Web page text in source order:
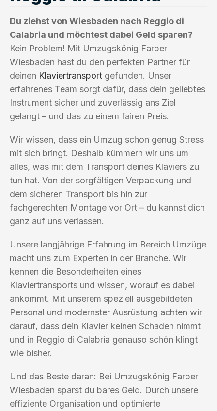
Du ziehst von Wiesbaden nach Reggio di
Calabria und möchtest dabei Geld sparen?
Kein Problem! Mit Umzugskönig Farber
Wiesbaden hast du den perfekten Partner für
deinen Klaviertransport gefunden. Unser
erfahrenes Team sorgt dafür, dass dein geliebtes
Instrument sicher und zuverlässig ans Ziel
gelangt – und das zu einem fairen Preis.
Wir wissen, dass ein Umzug schon genug Stress
mit sich bringt. Deshalb kümmern wir uns um
alles, was mit dem Transport deines Klaviers zu
tun hat. Von der sorgfältigen Verpackung und
dem sicheren Transport bis hin zur
fachgerechten Montage vor Ort – du kannst dich
ganz auf uns verlassen.
Unsere langjährige Erfahrung im Bereich Umzüge
macht uns zum Experten in der Branche. Wir
kennen die Besonderheiten eines
Klaviertransports und wissen, worauf es dabei
ankommt. Mit unserem speziell ausgebildeten
Personal und modernster Ausrüstung achten wir
darauf, dass dein Klavier keinen Schaden nimmt
und in Reggio di Calabria genauso schön klingt
wie bisher.
Und das Beste daran: Bei Umzugskönig Farber
Wiesbaden sparst du bares Geld. Durch unsere
effiziente Organisation und optimierte